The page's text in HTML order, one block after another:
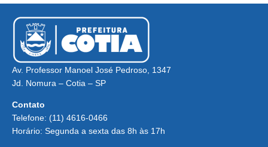
Av. Professor Manoel José Pedroso, 1347
Jd. Nomura – Cotia – SP
Contato
Telefone: (11) 4616-0466
Horário: Segunda a sexta das 8h às 17h